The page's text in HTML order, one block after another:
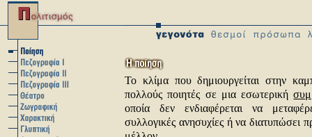
Το κλίμα που δημιουργείται στην
πολλούς ποιητές σε μια εσωτερική
οποία δεν ενδιαφέρεται να
συλλογικές ανησυχίες ή να διατυπώσει